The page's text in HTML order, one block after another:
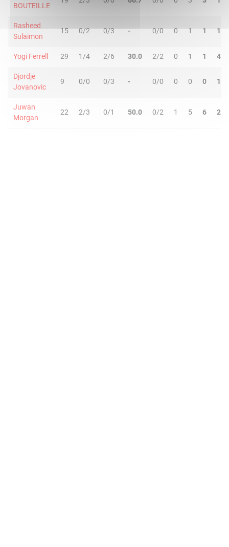
BOUTEILLE
Rasheed
Sulaimon
15 0/2 0/3 - 0/0 0 1 1 1
Yogi Ferrell 29 1/4 2/6 30.0 2/2 0 1 1 4
Djordje
Jovanovic
9 0/0 0/3 - 0/0 0 0 0 1
Juwan
Morgan
22 2/3 0/1 50.0 0/2 1 5 6 2